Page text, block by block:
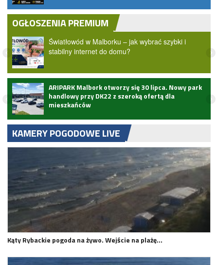
OGŁOSZENIA PREMIUM
Światłowód w Malborku – jak wybrać szybki i
stabilny internet do domu?
ARIPARK Malbork otworzy się 30 lipca. Nowy park
handlowy przy DK22 z szeroką ofertą dla
mieszkańców
KAMERY POGODOWE LIVE
Kąty Rybackie pogoda na żywo. Wejście na plażę…